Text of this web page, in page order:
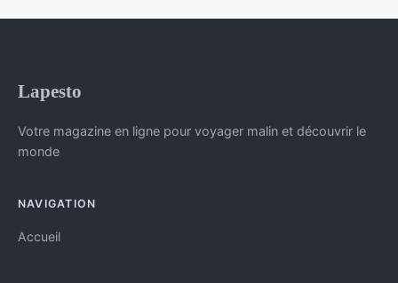
Lapesto
Votre magazine en ligne pour voyager malin et découvrir le
monde
NAVIGATION
Accueil